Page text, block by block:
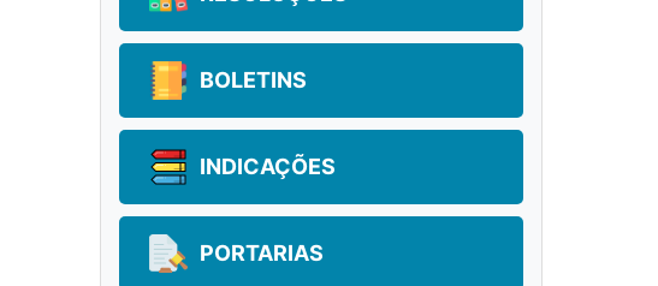
BOLETINS
INDICAÇÕES
PORTARIAS